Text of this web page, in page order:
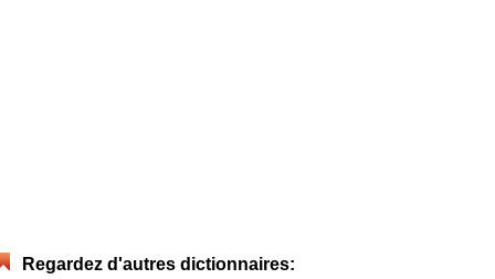
Regardez d'autres dictionnaires: